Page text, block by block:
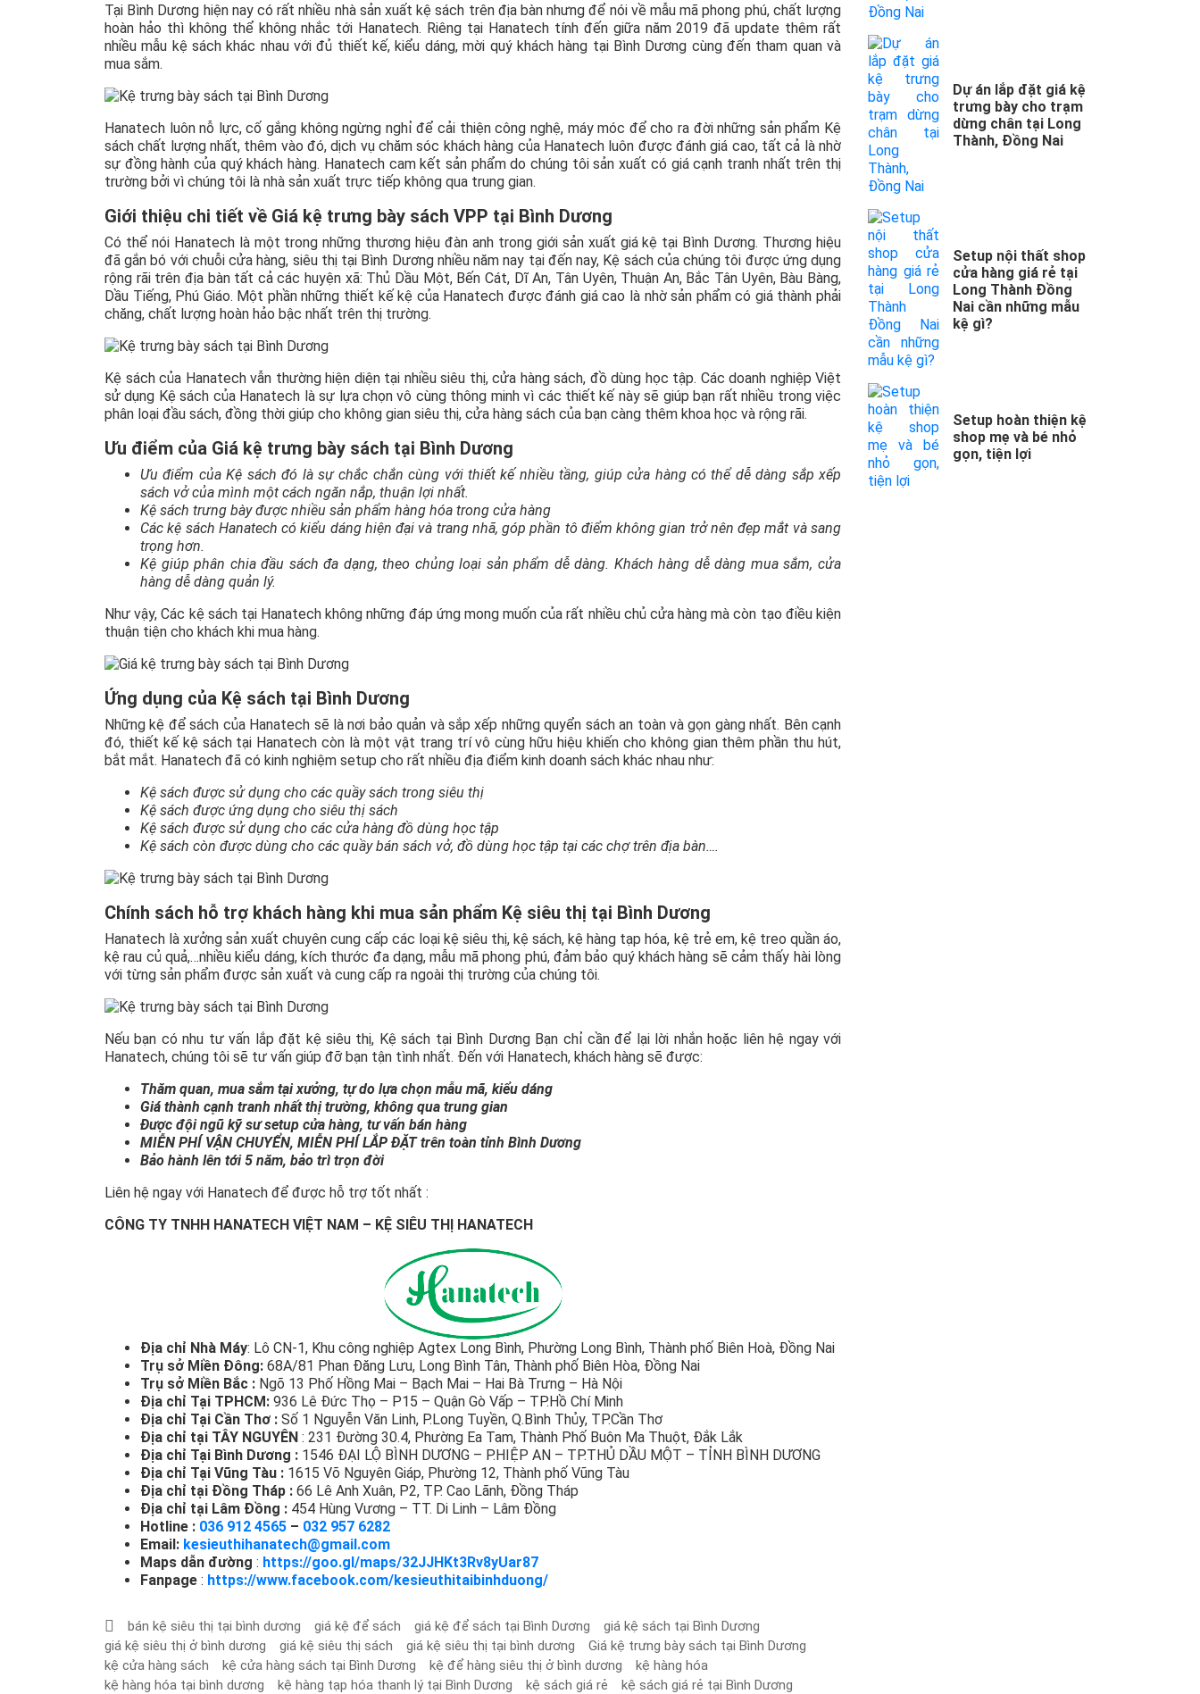
Tại Bình Dương hiện nay có rất nhiều nhà sản xuất kệ sách trên địa bàn nhưng để nói về mẫu mã phong phú, chất lượng
hoàn hảo thì không thể không nhắc tới Hanatech. Riêng tại Hanatech tính đến giữa năm 2019 đã update thêm rất
nhiều mẫu kệ sách khác nhau với đủ thiết kế, kiểu dáng, mời quý khách hàng tại Bình Dương cùng đến tham quan và
mua sắm.
Hanatech luôn nỗ lực, cố gắng không ngừng nghỉ để cải thiện công nghệ, máy móc để cho ra đời những sản phẩm Kệ
sách chất lượng nhất, thêm vào đó, dịch vụ chăm sóc khách hàng của Hanatech luôn được đánh giá cao, tất cả là nhờ
sự đồng hành của quý khách hàng. Hanatech cam kết sản phẩm do chúng tôi sản xuất có giá cạnh tranh nhất trên thị
trường bởi vì chúng tôi là nhà sản xuất trực tiếp không qua trung gian.
Giới thiệu chi tiết về Giá kệ trưng bày sách VPP tại Bình Dương
Có thể nói Hanatech là một trong những thương hiệu đàn anh trong giới sản xuất giá kệ tại Bình Dương. Thương hiệu
đã gắn bó với chuỗi cửa hàng, siêu thị tại Bình Dương nhiều năm nay tại đến nay, Kệ sách của chúng tôi được ứng dụng
rộng rãi trên địa bàn tất cả các huyện xã: Thủ Dầu Một, Bến Cát, Dĩ An, Tân Uyên, Thuận An, Bắc Tân Uyên, Bàu Bàng,
Dầu Tiếng, Phú Giáo. Một phần những thiết kế kệ của Hanatech được đánh giá cao là nhờ sản phẩm có giá thành phải
chăng, chất lượng hoàn hảo bậc nhất trên thị trường.
Kệ sách của Hanatech vẫn thường hiện diện tại nhiều siêu thị, cửa hàng sách, đồ dùng học tập. Các doanh nghiệp Việt
sử dụng Kệ sách của Hanatech là sự lựa chọn vô cùng thông minh vì các thiết kế này sẽ giúp bạn rất nhiều trong việc
phân loại đầu sách, đồng thời giúp cho không gian siêu thị, cửa hàng sách của bạn càng thêm khoa học và rộng rãi.
Ưu điểm của Giá kệ trưng bày sách tại Bình Dương
Ưu điểm của Kệ sách đó là sự chắc chắn cùng với thiết kế nhiều tầng, giúp cửa hàng có thể dễ dàng sắp xếp
sách vở của mình một cách ngăn nắp, thuận lợi nhất.
Kệ sách trưng bày được nhiều sản phẩm hàng hóa trong cửa hàng
Các kệ sách Hanatech có kiểu dáng hiện đại và trang nhã, góp phần tô điểm không gian trở nên đẹp mắt và sang
trọng hơn.
Kệ giúp phân chia đầu sách đa dạng, theo chủng loại sản phẩm dễ dàng. Khách hàng dễ dàng mua sắm, cửa
hàng dễ dàng quản lý.
Như vậy, Các kệ sách tại Hanatech không những đáp ứng mong muốn của rất nhiều chủ cửa hàng mà còn tạo điều kiện
thuận tiện cho khách khi mua hàng.
Ứng dụng của Kệ sách tại Bình Dương
Những kệ để sách của Hanatech sẽ là nơi bảo quản và sắp xếp những quyển sách an toàn và gọn gàng nhất. Bên cạnh
đó, thiết kế kệ sách tại Hanatech còn là một vật trang trí vô cùng hữu hiệu khiến cho không gian thêm phần thu hút,
bắt mắt. Hanatech đã có kinh nghiệm setup cho rất nhiều địa điểm kinh doanh sách khác nhau như:
Kệ sách được sử dụng cho các quầy sách trong siêu thị
Kệ sách được ứng dụng cho siêu thị sách
Kệ sách được sử dụng cho các cửa hàng đồ dùng học tập
Kệ sách còn được dùng cho các quầy bán sách vở, đồ dùng học tập tại các chợ trên địa bàn….
Chính sách hỗ trợ khách hàng khi mua sản phẩm Kệ siêu thị tại Bình Dương
Hanatech là xưởng sản xuất chuyên cung cấp các loại kệ siêu thị, kệ sách, kệ hàng tạp hóa, kệ trẻ em, kệ treo quần áo,
kệ rau củ quả,…nhiều kiểu dáng, kích thước đa dạng, mẫu mã phong phú, đảm bảo quý khách hàng sẽ cảm thấy hài lòng
với từng sản phẩm được sản xuất và cung cấp ra ngoài thị trường của chúng tôi.
Nếu bạn có nhu tư vấn lắp đặt kệ siêu thị, Kệ sách tại Bình Dương Bạn chỉ cần để lại lời nhắn hoặc liên hệ ngay với
Hanatech, chúng tôi sẽ tư vấn giúp đỡ bạn tận tình nhất. Đến với Hanatech, khách hàng sẽ được:
Thăm quan, mua sắm tại xưởng, tự do lựa chọn mẫu mã, kiểu dáng
Giá thành cạnh tranh nhất thị trường, không qua trung gian
Được đội ngũ kỹ sư setup cửa hàng, tư vấn bán hàng
MIỄN PHÍ VẬN CHUYỂN, MIỄN PHÍ LẮP ĐẶT trên toàn tỉnh Bình Dương
Bảo hành lên tới 5 năm, bảo trì trọn đời
Liên hệ ngay với Hanatech để được hỗ trợ tốt nhất :
CÔNG TY TNHH HANATECH VIỆT NAM – KỆ SIÊU THỊ HANATECH
Địa chỉ Nhà Máy: Lô CN-1, Khu công nghiệp Agtex Long Bình, Phường Long Bình, Thành phố Biên Hoà, Đồng Nai
Trụ sở Miền Đông: 68A/81 Phan Đăng Lưu, Long Bình Tân, Thành phố Biên Hòa, Đồng Nai
Trụ sở Miền Bắc : Ngõ 13 Phố Hồng Mai – Bạch Mai – Hai Bà Trưng – Hà Nội
Địa chỉ Tại TPHCM: 936 Lê Đức Thọ – P15 – Quận Gò Vấp – TP.Hồ Chí Minh
Địa chỉ Tại Cần Thơ : Số 1 Nguyễn Văn Linh, P.Long Tuyền, Q.Bình Thủy, TP.Cần Thơ
Địa chỉ tại TÂY NGUYÊN : 231 Đường 30.4, Phường Ea Tam, Thành Phố Buôn Ma Thuột, Đắk Lắk
Địa chỉ Tại Bình Dương : 1546 ĐẠI LỘ BÌNH DƯƠNG – P.HIỆP AN – TP.THỦ DẦU MỘT – TỈNH BÌNH DƯƠNG
Địa chỉ Tại Vũng Tàu : 1615 Võ Nguyên Giáp, Phường 12, Thành phố Vũng Tàu
Địa chỉ tại Đồng Tháp : 66 Lê Anh Xuân, P2, TP. Cao Lãnh, Đồng Tháp
Địa chỉ tại Lâm Đồng : 454 Hùng Vương – TT. Di Linh – Lâm Đồng
Hotline : 036 912 4565 – 032 957 6282
Email: kesieuthihanatech@gmail.com
Maps dẫn đường : https://goo.gl/maps/32JJHKt3Rv8yUar87
Fanpage : https://www.facebook.com/kesieuthitaibinhduong/
bán kệ siêu thị tại bình dương giá kệ để sách giá kệ để sách tại Bình Dương
giá kệ sách tại Bình Dương
giá kệ siêu thị ở bình dương
giá kệ siêu thị sách giá kệ siêu thị tại bình dương
Giá kệ trưng bày sách tại Bình Dương
kệ cửa hàng sách
kệ cửa hàng sách tại Bình Dương kệ để hàng siêu thị ở bình dương
kệ hàng hóa
kệ hàng hóa tại bình dương
kệ hàng tạp hóa thanh lý tại Bình Dương kệ sách giá rẻ kệ sách giá rẻ tại Bình Dương
Dự án lắp đặt giá kệ
trưng bày cho trạm
dừng chân tại Long
Thành, Đồng Nai
Setup nội thất shop
cửa hàng giá rẻ tại
Long Thành Đồng
Nai cần những mẫu
kệ gì?
Setup hoàn thiện kệ
shop mẹ và bé nhỏ
gọn, tiện lợi